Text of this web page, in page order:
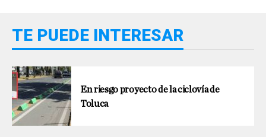
TE PUEDE INTERESAR
En riesgo proyecto de la ciclovía de
Toluca